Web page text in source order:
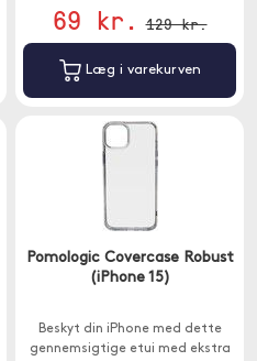
69 kr. 129 kr.
Læg i varekurven
Pomologic Covercase Robust
(iPhone 15)
Beskyt din iPhone med dette
gennemsigtige etui med ekstra